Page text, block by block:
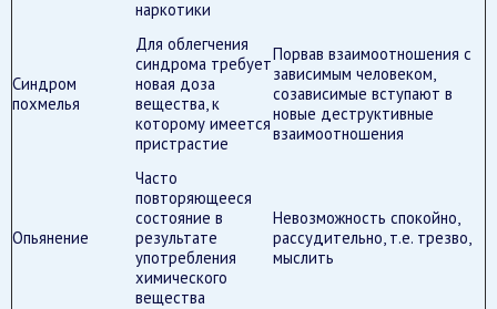
наркотики
Синдром
похмелья
Для облегчения
синдрома требует
новая доза
вещества, к
которому имеется
пристрастие
Порвав взаимоотношения с
зависимым человеком,
созависимые вступают в
новые деструктивные
взаимоотношения
Опьянение
Часто
повторяющееся
состояние в
результате
употребления
химического
вещества
Невозможность спокойно,
рассудительно, т.е. трезво,
мыслить